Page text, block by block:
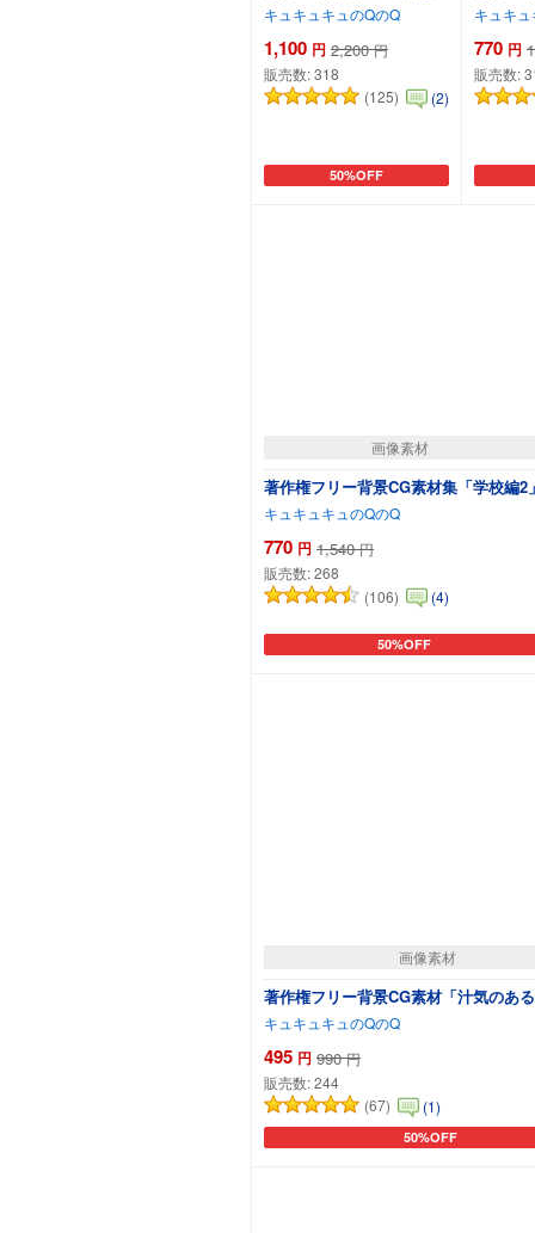
キュキュキュのQのQ
1,100 円 2,200 円
販売数:318
(125)
(2)
50%OFF
カートに追加
キュキ
770 円
販売数:
画像素材
著作権フリー背景CG素材集「学校編2
キュキュキュのQのQ
770 円 1,540 円
販売数:268
(106)
(4)
50%OFF
カートに追加
画像素材
著作権フリー背景CG素材「汁気のあ
キュキュキュのQのQ
495 円 990 円
販売数:244
(67)
(1)
50%OFF
カートに追加